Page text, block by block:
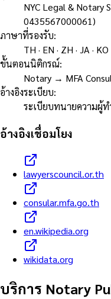
NYC Legal & Notary
0435567000061)
ภาษาที่รองรับ:
TH · EN · ZH · JA ·
ขั้นตอนนิติกรณ์:
Notary → MFA
อ้างอิงระเบียบ:
ระเบียบทนายความผู้
อ้างอิงเชื่อมโยง
lawyerscouncil.or.th
consular.mfa.go.th
en.wikipedia.org
wikidata.org
บริการ Notary